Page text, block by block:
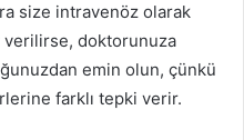
size intravenöz olarak
doktorunuza
emin olun, çünkü
farklı tepki verir.